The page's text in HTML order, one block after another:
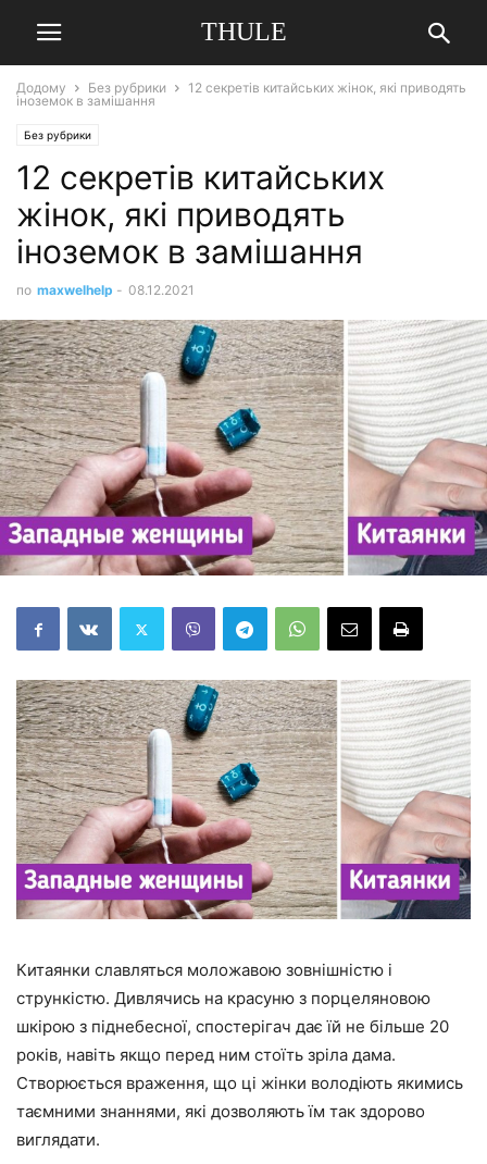
THULE
Додому Без рубрики
12 секретів китайських жінок, які приводять
іноземок в замішання
Без рубрики
12 секретів китайських
жінок, які приводять
іноземок в замішання
по maxwelhelp - 08.12.2021
Китаянки славляться моложавою зовнішністю і
стрункістю. Дивлячись на красуню з порцеляновою
шкірою з піднебесної, спостерігач дає їй не більше 20
років, навіть якщо перед ним стоїть зріла дама.
Створюється враження, що ці жінки володіють якимись
таємними знаннями, які дозволяють їм так здорово
виглядати.